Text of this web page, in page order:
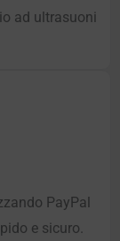
ad ultrasuoni
PayPal
e sicuro.